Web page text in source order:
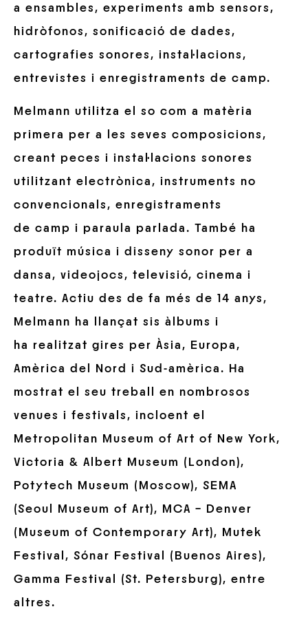
a ensambles, experiments amb sensors,
hidròfonos, sonificació de dades,
cartografies sonores, instal·lacions,
entrevistes i enregistraments de camp.
Melmann utilitza el so com a matèria
primera per a les seves composicions,
creant peces i instal·lacions sonores
utilitzant electrònica, instruments no
convencionals, enregistraments
de camp i paraula parlada. També ha
produït música i disseny sonor per a
dansa, videojocs, televisió, cinema i
teatre. Actiu des de fa més de 14 anys,
Melmann ha llançat sis àlbums i
ha realitzat gires per Àsia, Europa,
Amèrica del Nord i Sud-amèrica. Ha
mostrat el seu treball en nombrosos
venues i festivals, incloent el
Metropolitan Museum of Art of New York,
Victoria & Albert Museum (London),
Potytech Museum (Moscow), SEMA
(Seoul Museum of Art), MCA – Denver
(Museum of Contemporary Art), Mutek
Festival, Sónar Festival (Buenos Aires),
Gamma Festival (St. Petersburg), entre
altres.